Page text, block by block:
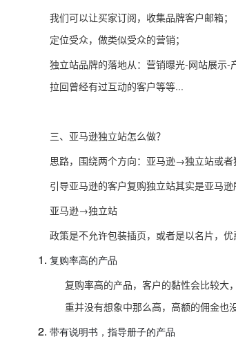
我们可以让买家订阅，收集品牌客户邮箱
定位受众，做类似受众的营销；
独立站品牌的落地从：营销曝光-网站展示-
拉回曾经有过互动的客户等等...
三、亚马逊独立站怎么做？
思路，围绕两个方向：亚马逊→独立站或者
引导亚马逊的客户复购独立站其实是亚马
亚马逊→独立站
政策是不允许包装插页，或者是以名片，
复购率高的产品
复购率高的产品，客户的黏性会比较大
重并没有想象中那么高，高额的佣金也
带有说明书，指导册子的产品